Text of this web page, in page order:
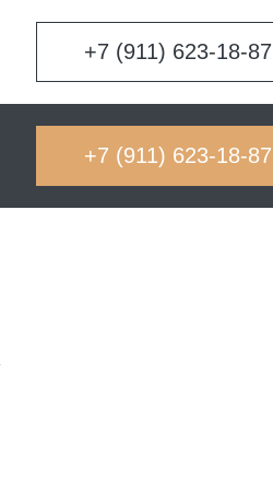
+7 (911) 623-18-87
+7 (911) 623-18-87